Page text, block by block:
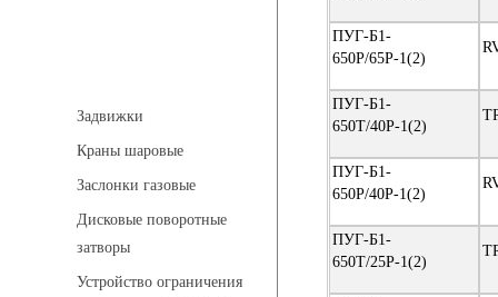
Задвижки
Краны шаровые
Заслонки газовые
Дисковые поворотные
затворы
Устройство ограничения
ПУГ-Б1-
650Р/65Р-1(2)
ПУГ-Б1-
650Т/40Р-1(2)
ПУГ-Б1-
650Р/40Р-1(2)
ПУГ-Б1-
650Т/25Р-1(2)